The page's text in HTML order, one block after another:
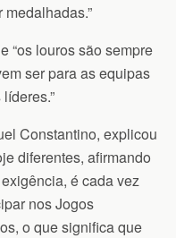
“os louros são sempre
ser para as equipas
Constantino, explicou
diferentes, afirmando
é cada vez
nos Jogos
o que significa que